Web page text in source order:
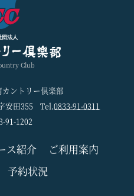
団法人
Club
ントリー倶楽部
安田355
Tel.0833-91-0311
91-1202
ス紹介
ご利用案内
予約状況